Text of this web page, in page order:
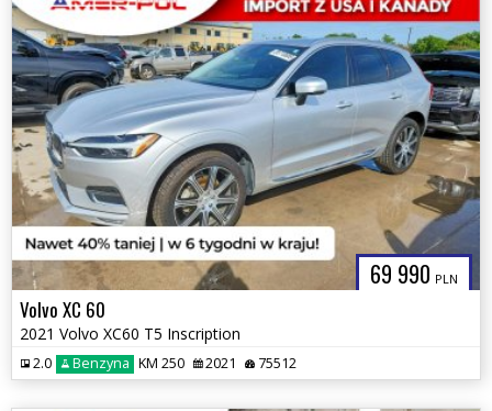
69 990 PLN
Volvo XC 60
2021 Volvo XC60 T5 Inscription
2.0 Benzyna KM 250 2021 75512